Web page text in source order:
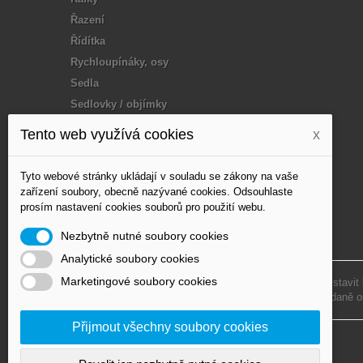
Řazení
Řídítka
Rychloupínáky, osy
Sedla
Sedlovky / objímky
Vidlice
Výplet - paprsky
Zapletená kola, Disc,
Podle zákona o evidenci tržeb je prodávající povinen vystavit
Zároveň je povinen zaevidovat přijatou tržbu u správce
Tento web využívá cookies x
Tyto webové stránky ukládají v souladu se zákony na vaše
zařízení soubory, obecně nazývané cookies. Odsouhlaste
prosím nastavení cookies souborů pro použití webu.
Nezbytně nutné soubory cookies
Analytické soubory cookies
Marketingové soubory cookies
Přijmout všechny soubory cookies